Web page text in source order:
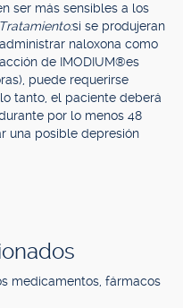
ser más sensibles a los
Tratamiento:si se produjeran
naloxona como
de IMODIUM®es
puede requerirse
tanto, el paciente deberá
por lo menos 48
una posible depresión
medicamentos, fármacos